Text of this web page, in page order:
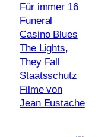
Für immer 16
Funeral
Casino Blues
The Lights,
They Fall
Staatsschutz
Filme von
Jean Eustache